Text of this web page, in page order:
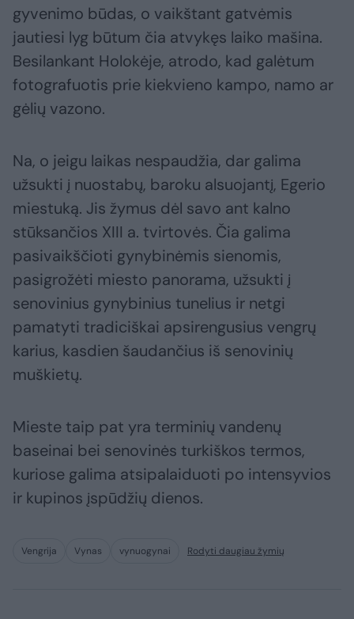
gyvenimo būdas, o vaikštant gatvėmis
jautiesi lyg būtum čia atvykęs laiko mašina.
Besilankant Holokėje, atrodo, kad galėtum
fotografuotis prie kiekvieno kampo, namo ar
gėlių vazono.
Na, o jeigu laikas nespaudžia, dar galima
užsukti į nuostabų, baroku alsuojantį, Egerio
miestuką. Jis žymus dėl savo ant kalno
stūksančios XIII a. tvirtovės. Čia galima
pasivaikščioti gynybinėmis sienomis,
pasigrožėti miesto panorama, užsukti į
senovinius gynybinius tunelius ir netgi
pamatyti tradiciškai apsirengusius vengrų
karius, kasdien šaudančius iš senovinių
muškietų.
Mieste taip pat yra terminių vandenų
baseinai bei senovinės turkiškos termos,
kuriose galima atsipalaiduoti po intensyvios
ir kupinos įspūdžių dienos.
Vengrija Vynas vynuogynai Rodyti daugiau žymių